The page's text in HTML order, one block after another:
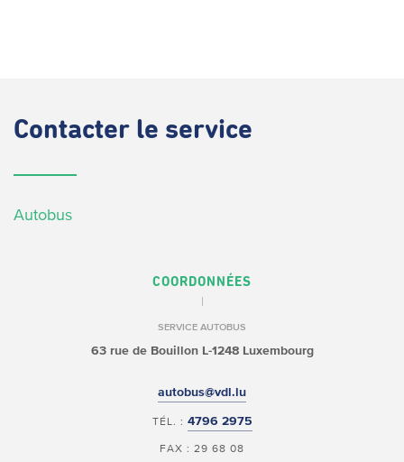
Contacter le service
Autobus
COORDONNÉES
SERVICE AUTOBUS
63 rue de BouillonL-1248 Luxembourg
autobus@vdl.lu
TÉL. : 4796 2975
FAX : 29 68 08